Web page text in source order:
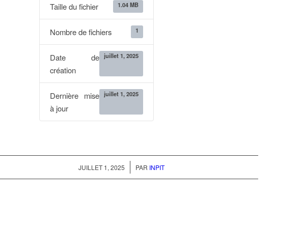
Taille du fichier 1.04 MB
Nombre de fichiers 1
Date de
création
juillet 1, 2025
Dernière mise
à jour
juillet 1, 2025
JUILLET 1, 2025
/ PAR INPIT